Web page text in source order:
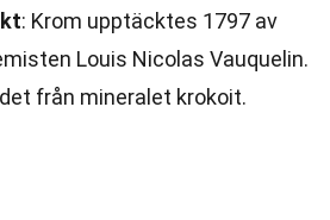
: Krom upptäcktes 1797 av
Louis Nicolas Vauquelin.
från mineralet krokoit.